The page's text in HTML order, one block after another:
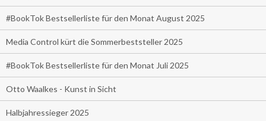
#BookTok Bestsellerliste für den Monat August 2025
Media Control kürt die Sommerbeststeller 2025
#BookTok Bestsellerliste für den Monat Juli 2025
Otto Waalkes - Kunst in Sicht
Halbjahressieger 2025